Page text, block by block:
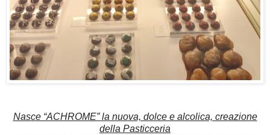
Nasce “ACHROME” la nuova, dolce e alcolica, creazione
della Pasticceria